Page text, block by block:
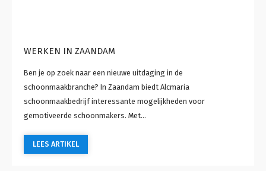
WERKEN IN ZAANDAM
Ben je op zoek naar een nieuwe uitdaging in de
schoonmaakbranche? In Zaandam biedt Alcmaria
schoonmaakbedrijf interessante mogelijkheden voor
gemotiveerde schoonmakers. Met...
LEES ARTIKEL